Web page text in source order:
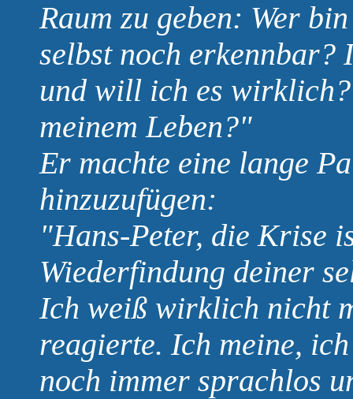
Raum zu geben: Wer
selbst noch erkennbar?
und will ich es
meinem Leben?"
Er machte eine lange
hinzuzufügen:
"Hans-Peter, die Krise
Wiederfindung deiner
Ich weiß wirklich nicht
reagierte. Ich meine,
noch immer sprachlos